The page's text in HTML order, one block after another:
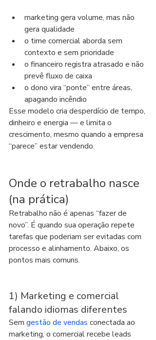
marketing gera volume, mas não
gera qualidade
o time comercial aborda sem
contexto e sem prioridade
o financeiro registra atrasado e não
prevê fluxo de caixa
o dono vira “ponte” entre áreas,
apagando incêndio
Esse modelo cria desperdício de tempo,
dinheiro e energia — e limita o
crescimento, mesmo quando a empresa
“parece” estar vendendo.
Onde o retrabalho nasce
(na prática)
Retrabalho não é apenas “fazer de
novo”. É quando sua operação repete
tarefas que poderiam ser evitadas com
processo e alinhamento. Abaixo, os
pontos mais comuns.
1) Marketing e comercial
falando idiomas diferentes
Sem gestão de vendas conectada ao
marketing, o comercial recebe leads